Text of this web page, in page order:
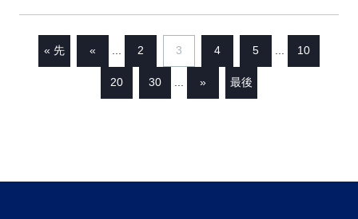
« 先 « ... 2 3 4 5 ... 10
20 30 ... » 最後